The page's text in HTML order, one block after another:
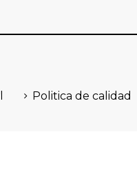
Politica de calidad